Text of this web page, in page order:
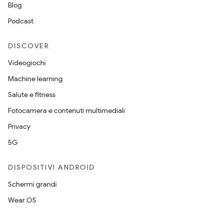
Blog
Podcast
DISCOVER
Videogiochi
Machine learning
Salute e fitness
Fotocamera e contenuti multimediali
Privacy
5G
DISPOSITIVI ANDROID
Schermi grandi
Wear OS